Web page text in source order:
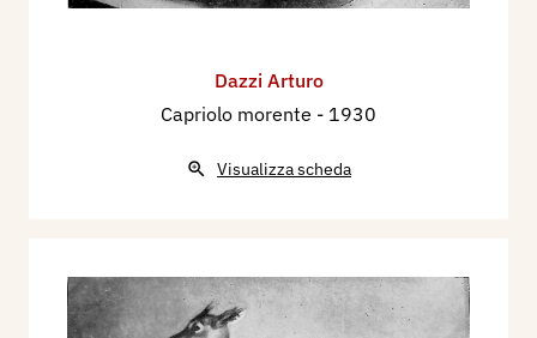
Dazzi Arturo
Capriolo morente - 1930
Visualizza scheda